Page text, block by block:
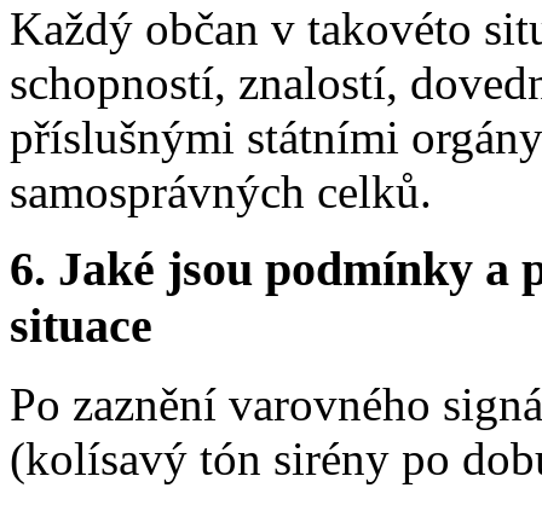
Každý občan v takovéto
schopností, znalostí,
příslušnými státními
samosprávných celků.
6. Jaké jsou podmínky a
situace
Po zaznění varovného
(kolísavý tón sirény po